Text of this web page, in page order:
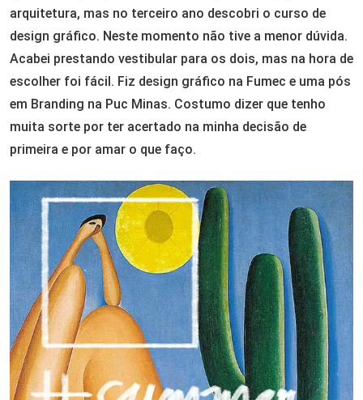
arquitetura, mas no terceiro ano descobri o curso de
design gráfico. Neste momento não tive a menor dúvida.
Acabei prestando vestibular para os dois, mas na hora de
escolher foi fácil. Fiz design gráfico na Fumec e uma pós
em Branding na Puc Minas. Costumo dizer que tenho
muita sorte por ter acertado na minha decisão de
primeira e por amar o que faço.